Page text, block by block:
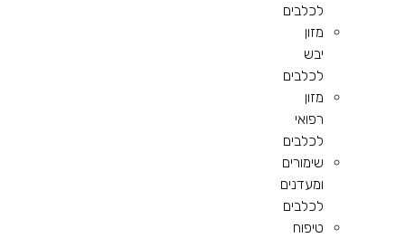
לכלבים
מזון
יבש
לכלבים
מזון
רפואי
לכלבים
שימורים
ומעדנים
לכלבים
טיפוח